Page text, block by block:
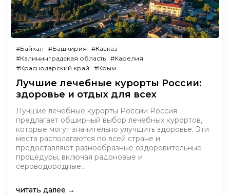
#Байкал #Башкирия
#Кавказ
#Калининградская область #Карелия
#Краснодарский край
#Крым
Лучшие лечебные курорты России:
здоровье и отдых для всех
Лучшие лечебные курорты России Россия
предлагает обширный выбор лечебных курортов,
которые могут значительно улучшить здоровье. Эти
места располагаются по всей стране и
предоставляют разнообразные оздоровительные
процедуры, включая радоновые и
сероводородные…
читать далее →